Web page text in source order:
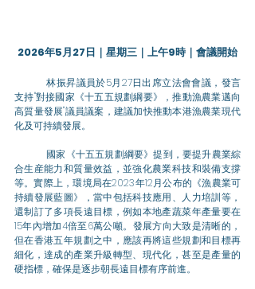
2026年5月27日｜星期三｜上午9時｜會議開始
	林振昇議員於5月27日出席立法會會議，發言
支持"對接國家《十五五規劃綱要》，推動漁農業邁向
高質量發展"議員議案，建議加快推動本港漁農業現代
化及可持續發展。
合生産能力和質量效益，並強化農業科技和裝備支撐
等。實際上，環境局在2023年12月公布的《漁農業可
持續發展藍圖》，當中包括科技應用、人力培訓等，
還制訂了多項長遠目標，例如本地產蔬菜年產量要在
15年內增加4倍至6萬公噸。發展方向大致是清晰的，
但在香港五年規劃之中，應該再將這些規劃和目標再
細化，達成的產業升級轉型、現代化，甚至是產量的
硬指標，確保是逐步朝長遠目標有序前進。